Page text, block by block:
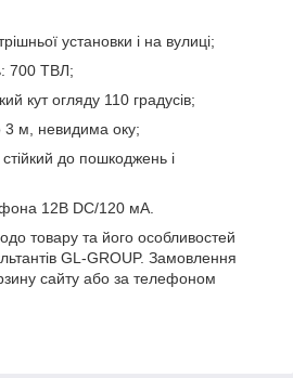
установки і на вулиці;
700 ТВЛ;
кут огляду 110 градусів;
3 м, невидима оку;
до пошкоджень і
12В DC/120 мА.
товару та його особливостей
GL-GROUP. Замовлення
сайту або за телефоном